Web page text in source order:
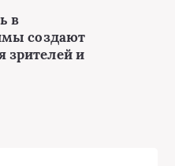
в
создают
и